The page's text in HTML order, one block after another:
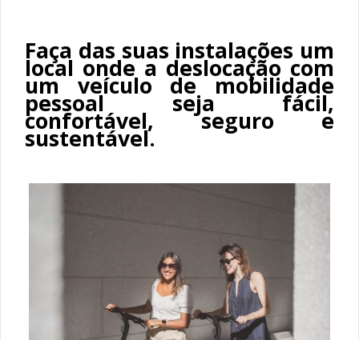
Faça das suas instalações um
local onde a deslocação com
um veículo de mobilidade
pessoal seja fácil,
confortável, seguro e
sustentável.